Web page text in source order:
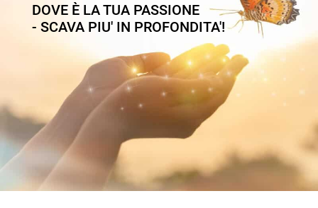
DOVE È LA TUA PASSIONE
- SCAVA PIU' IN PROFONDITA'!